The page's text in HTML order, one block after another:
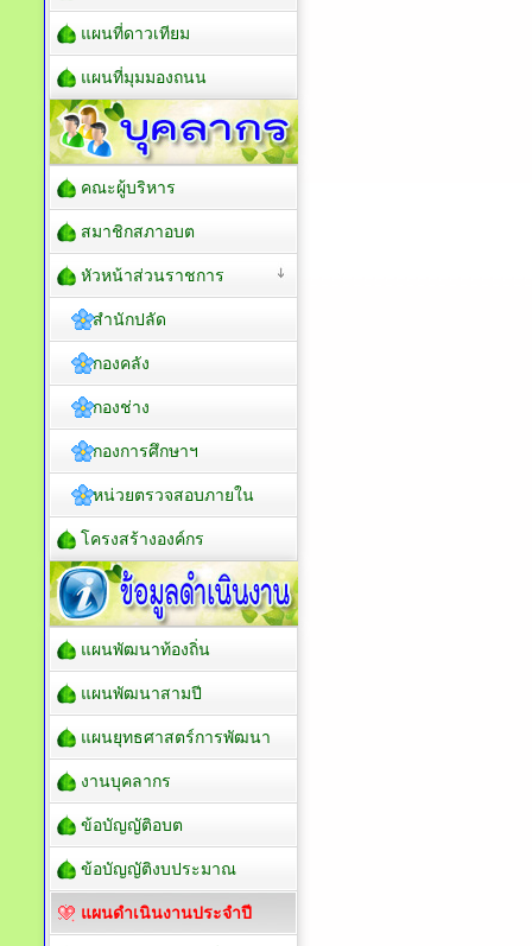
แผนที่ดาวเทียม
แผนที่มุมมองถนน
คณะผู้บริหาร
สมาชิกสภาอบต
หัวหน้าส่วนราชการ
สำนักปลัด
กองคลัง
กองช่าง
กองการศึกษาฯ
หน่วยตรวจสอบภายใน
โครงสร้างองค์กร
แผนพัฒนาท้องถิ่น
แผนพัฒนาสามปี
แผนยุทธศาสตร์การพัฒนา
งานบุคลากร
ข้อบัญญัติอบต
ข้อบัญญัติงบประมาณ
แผนดำเนินงานประจำปี